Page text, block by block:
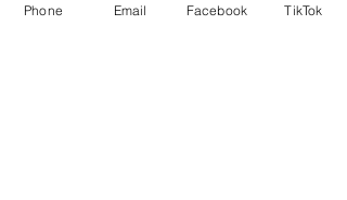
Phone Email Facebook TikTok